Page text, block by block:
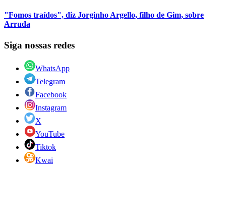
"Fomos traídos", diz Jorginho Argello, filho de Gim, sobre
Arruda
Siga nossas redes
WhatsApp
Telegram
Facebook
Instagram
X
YouTube
Tiktok
Kwai